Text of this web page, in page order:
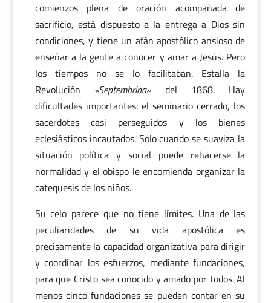
comienzos plena de oración acompañada de
sacrificio, está dispuesto a la entrega a Dios sin
condiciones, y tiene un afán apostólico ansioso de
enseñar a la gente a conocer y amar a Jesús. Pero
los tiempos no se lo facilitaban. Estalla la
Revolución «Septembrina»del 1868. Hay
dificultades importantes: el seminario cerrado, los
sacerdotes casi perseguidos y los bienes
eclesiásticos incautados. Solo cuando se suaviza la
situación política y social puede rehacerse la
normalidad y el obispo le encomienda organizar la
catequesis de los niños.
Su celo parece que no tiene límites. Una de las
peculiaridades de su vida apostólica es
precisamente la capacidad organizativa para dirigir
y coordinar los esfuerzos, mediante fundaciones,
para que Cristo sea conocido y amado por todos. Al
menos cinco fundaciones se pueden contar en su